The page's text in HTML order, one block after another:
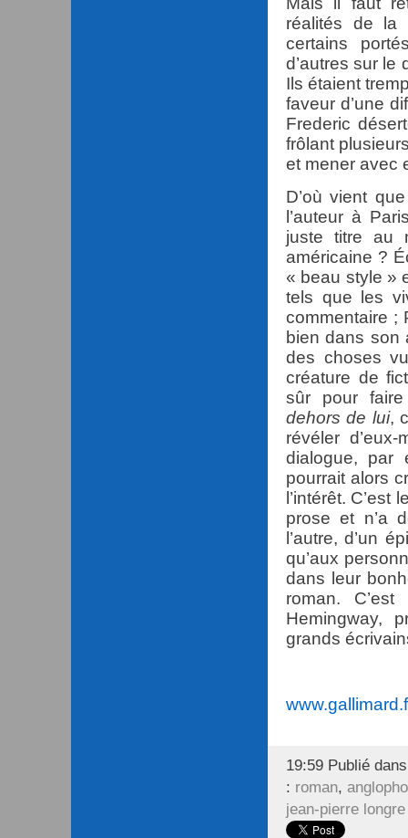
réalités de la
certains
d’autres sur le
Ils étaient
faveur d’une
Frederic
frôlant
et mener avec
D’où vient
l’auteur à
juste titre au
américaine ?
« beau style »
tels que les
commentaire ;
bien dans son
des choses
créature de
sûr pour
dehors de lui,
révéler
dialogue, par
pourrait alors
l’intérêt.
prose et n’a
l’autre, d’un
qu’aux
dans leur
roman.
Hemingway,
grands
19:59 Publié
: roman,
jean-pierre longre